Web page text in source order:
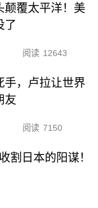
颠覆太平洋！美
了
阅读 12643
手，卢拉让世界
友
阅读 7150
割日本的阳谋！